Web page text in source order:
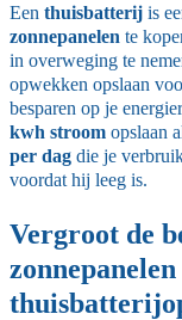
Een thuisbatterij is
zonnepanelen te
in overweging te
opwekken opslaan
besparen op je
kwh stroom opslaan
per dag die je
voordat hij leeg is.
Vergroot de